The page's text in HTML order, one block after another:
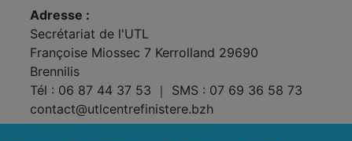
Adresse :
Secrétariat de l'UTL
Françoise Miossec 7 Kerrolland 29690
Brennilis
Tél : 06 87 44 37 53 ｜ SMS : 07 69 36 58 73
contact@utlcentrefinistere.bzh